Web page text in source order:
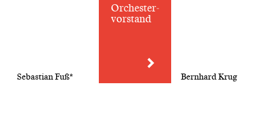
Sebastian Fuß*
Orchester­
vorstand
Bernhard Krug